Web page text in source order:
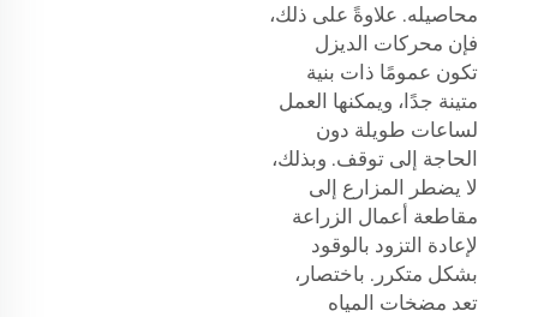
محاصيله. علاوةً على ذلك،
فإن محركات الديزل
تكون عمومًا ذات بنية
متينة جدًا، ويمكنها العمل
لساعات طويلة دون
الحاجة إلى توقف. وبذلك،
لا يضطر المزارع إلى
مقاطعة أعمال الزراعة
لإعادة التزود بالوقود
بشكل متكرر. باختصار،
تعد مضخات المياه